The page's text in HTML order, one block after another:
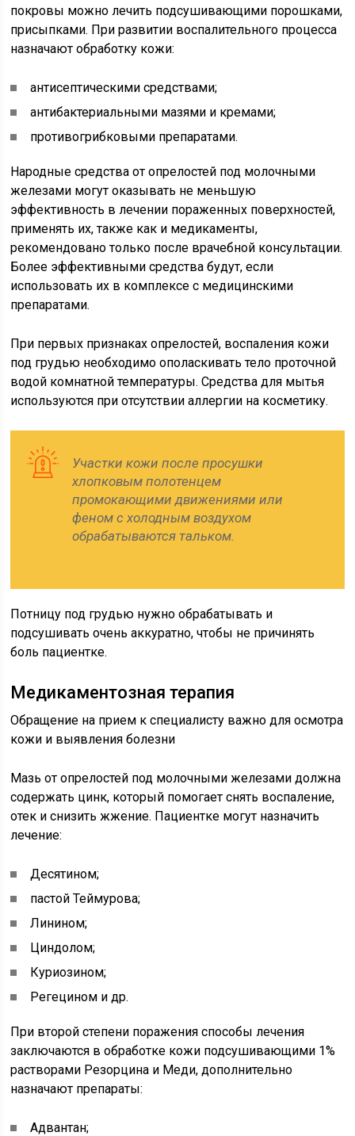
покровы можно лечить подсушивающими порошками,
присыпками. При развитии воспалительного процесса
назначают обработку кожи:
антисептическими средствами;
антибактериальными мазями и кремами;
противогрибковыми препаратами.
Народные средства от опрелостей под молочными
железами могут оказывать не меньшую
эффективность в лечении пораженных поверхностей,
применять их, также как и медикаменты,
рекомендовано только после врачебной консультации.
Более эффективными средства будут, если
использовать их в комплексе с медицинскими
препаратами.
При первых признаках опрелостей, воспаления кожи
под грудью необходимо ополаскивать тело проточной
водой комнатной температуры. Средства для мытья
используются при отсутствии аллергии на косметику.
Участки кожи после просушки
хлопковым полотенцем
промокающими движениями или
феном с холодным воздухом
обрабатываются тальком.
Потницу под грудью нужно обрабатывать и
подсушивать очень аккуратно, чтобы не причинять
боль пациентке.
Медикаментозная терапия
Обращение на прием к специалисту важно для осмотра
кожи и выявления болезни
Мазь от опрелостей под молочными железами должна
содержать цинк, который помогает снять воспаление,
отек и снизить жжение. Пациентке могут назначить
лечение:
Десятином;
пастой Теймурова;
Линином;
Циндолом;
Куриозином;
Регецином и др.
При второй степени поражения способы лечения
заключаются в обработке кожи подсушивающими 1%
растворами Резорцина и Меди, дополнительно
назначают препараты:
Адвантан;